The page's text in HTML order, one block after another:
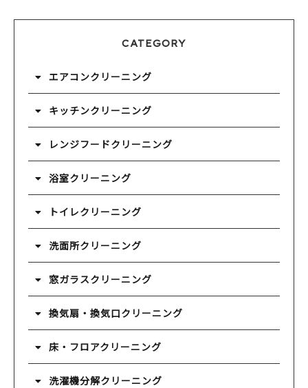
CATEGORY
エアコンクリーニング
キッチンクリーニング
レンジフードクリーニング
浴室クリーニング
トイレクリーニング
洗面所クリーニング
窓ガラスクリーニング
換気扇・換気口クリーニング
床・フロアクリーニング
洗濯機分解クリーニング